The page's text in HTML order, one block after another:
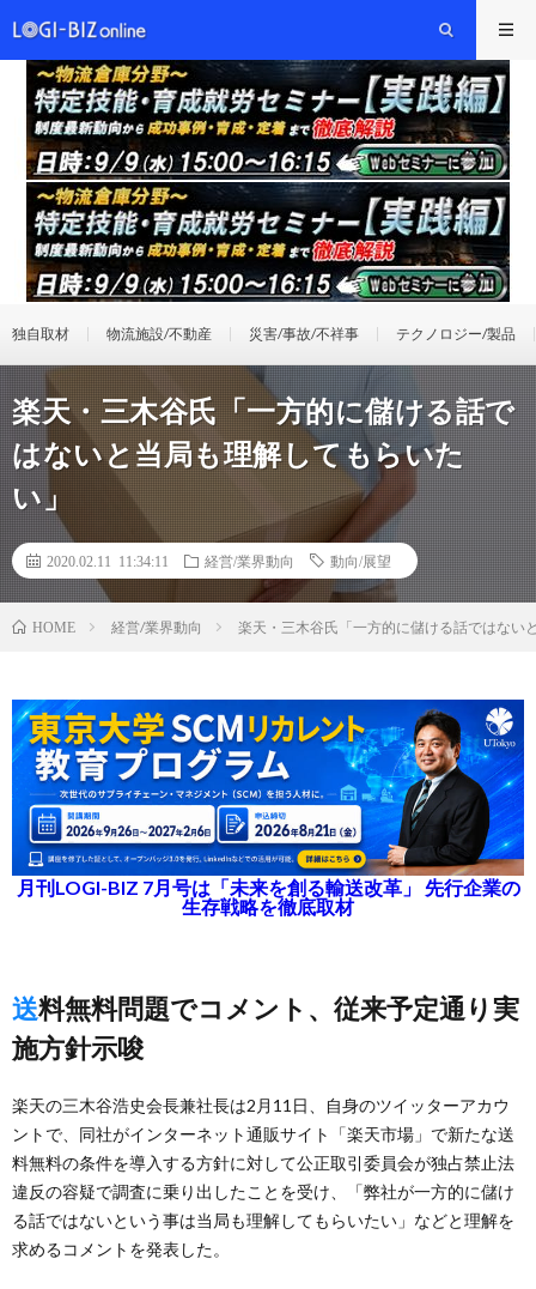
独自取材 物流施設/不動産 災害/事故/不祥事 テクノロジー/製品
楽天・三木谷氏「一方的に儲ける話で
はないと当局も理解してもらいた
い」
2020.02.11 11:34:11 経営/業界動向 動向/展望
HOME 経営/業界動向 楽天・三木谷氏「一方的に儲ける話ではない
月刊LOGI-BIZ 7月号は「未来を創る輸送改革」 先行企業の
生存戦略を徹底取材
送料無料問題でコメント、従来予定通り実
施方針示唆
楽天の三木谷浩史会長兼社長は2月11日、自身のツイッターアカウ
ントで、同社がインターネット通販サイト「楽天市場」で新たな送
料無料の条件を導入する方針に対して公正取引委員会が独占禁止法
違反の容疑で調査に乗り出したことを受け、「弊社が一方的に儲け
る話ではないという事は当局も理解してもらいたい」などと理解を
求めるコメントを発表した。